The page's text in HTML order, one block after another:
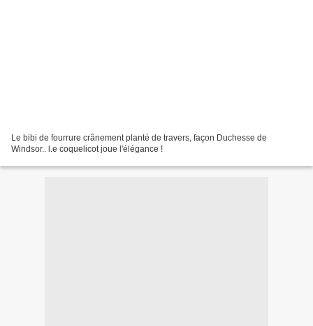
Le bibi de fourrure crânement planté de travers, façon Duchesse de
Windsor.. l.e coquelicot joue l'élégance !